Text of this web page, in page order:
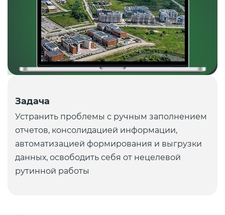
Задача
Устранить проблемы с ручным заполнением
отчетов, консолидацией информации,
автоматизацией формирования и выгрузки
данных, освободить себя от нецелевой
рутинной работы